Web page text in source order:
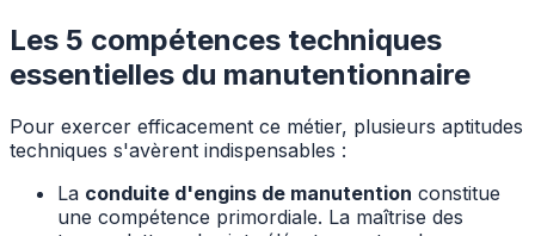
Les 5 compétences techniques
essentielles du manutentionnaire
Pour exercer efficacement ce métier, plusieurs aptitudes
techniques s'avèrent indispensables :
La conduite d'engins de manutention constitue
une compétence primordiale. La maîtrise des